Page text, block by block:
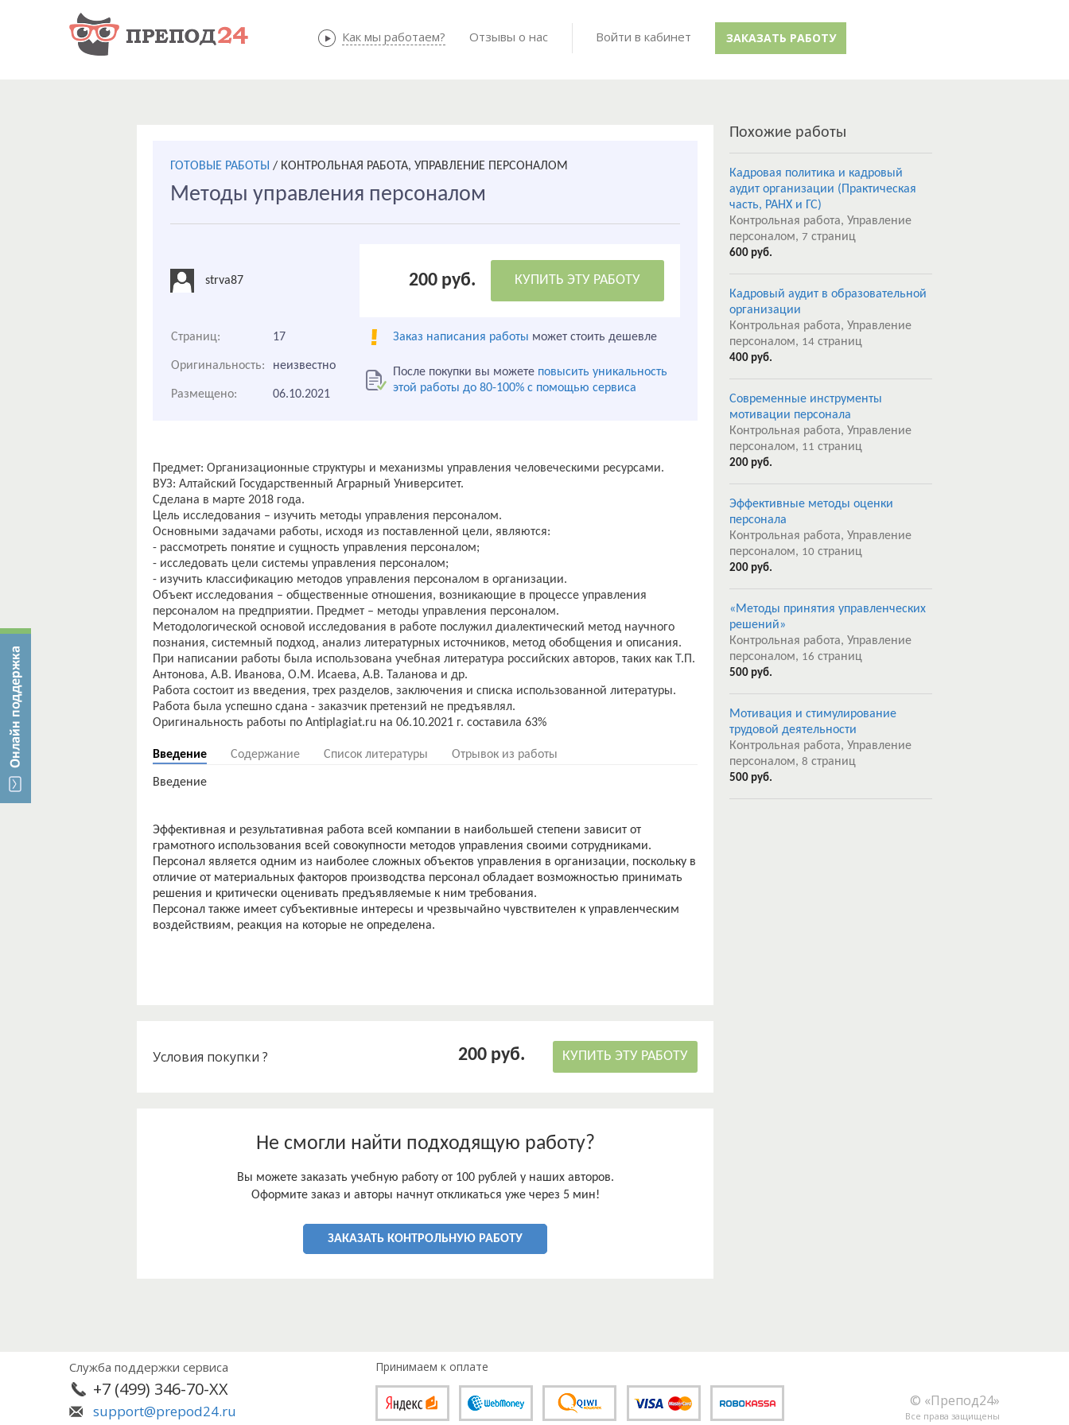
Как мы работаем? Готовые работы
Как мы работаем? Отзывы о нас Войти в кабинет ЗАКАЗАТЬ РАБОТУ
ГОТОВЫЕ РАБОТЫ / КОНТРОЛЬНАЯ РАБОТА, УПРАВЛЕНИЕ ПЕРСОНАЛОМ
Методы управления персоналом
strva87 200 руб. КУПИТЬ ЭТУ РАБОТУ
Страниц: 17 Заказ написания работы может стоить дешевле
Оригинальность: неизвестно После покупки вы можете повысить уникальность
этой работы до 80-100% с помощью сервиса
Размещено: 06.10.2021
Предмет: Организационные структуры и механизмы управления человеческими ресурсами.
ВУЗ: Алтайский Государственный Аграрный Университет.
Сделана в марте 2018 года.
Цель исследования – изучить методы управления персоналом.
Основными задачами работы, исходя из поставленной цели, являются:
- рассмотреть понятие и сущность управления персоналом;
- исследовать цели системы управления персоналом;
- изучить классификацию методов управления персоналом в организации.
Объект исследования – общественные отношения, возникающие в процессе управления
персоналом на предприятии. Предмет – методы управления персоналом.
Методологической основой исследования в работе послужил диалектический метод научного
познания, системный подход, анализ литературных источников, метод обобщения и описания.
При написании работы была использована учебная литература российских авторов, таких как Т.П.
Антонова, А.В. Иванова, О.М. Исаева, А.В. Таланова и др.
Работа состоит из введения, трех разделов, заключения и списка использованной литературы.
Работа была успешно сдана - заказчик претензий не предъявлял.
Введение Содержание Список литературы Отрывок из работы
Введение
Эффективная и результативная работа всей компании в наибольшей степени зависит от
грамотного использования всей совокупности методов управления своими сотрудниками.
Персонал является одним из наиболее сложных объектов управления в организации, поскольку в
отличие от материальных факторов производства персонал обладает возможностью принимать
решения и критически оценивать предъявляемые к ним требования.
Персонал также имеет субъективные интересы и чрезвычайно чувствителен к управленческим
воздействиям, реакция на которые не определена.
Условия покупки ? 200 руб. КУПИТЬ ЭТУ РАБОТУ
Не смогли найти подходящую работу?
Вы можете заказать учебную работу от 100 рублей у наших авторов.
Оформите заказ и авторы начнут откликаться уже через 5 мин!
ЗАКАЗАТЬ КОНТРОЛЬНУЮ РАБОТУ
Похожие работы
Кадровая политика и кадровый
аудит организации (Практическая
часть, РАНХ и ГС)
Контрольная работа, Управление
персоналом, 7 страниц
600 руб.
Кадровый аудит в образовательной
организации
Контрольная работа, Управление
персоналом, 14 страниц
400 руб.
Современные инструменты
мотивации персонала
Контрольная работа, Управление
персоналом, 11 страниц
200 руб.
Эффективные методы оценки
персонала
Контрольная работа, Управление
персоналом, 10 страниц
200 руб.
«Методы принятия управленческих
решений»
Контрольная работа, Управление
персоналом, 16 страниц
500 руб.
Мотивация и стимулирование
трудовой деятельности
Контрольная работа, Управление
персоналом, 8 страниц
500 руб.
Служба поддержки сервиса
+7 (499) 346-70-XX
support@prepod24.ru
Принимаем к оплате
© «Препод24»
Все права защищены